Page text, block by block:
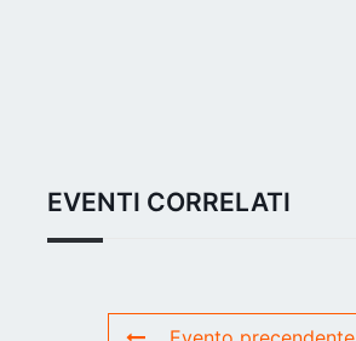
EVENTI CORRELATI